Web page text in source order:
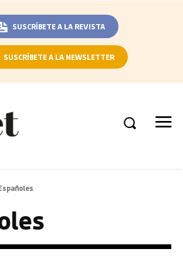
SUSCRÍBETE A LA REVISTA
SUSCRÍBETE A LA NEWSLETTER